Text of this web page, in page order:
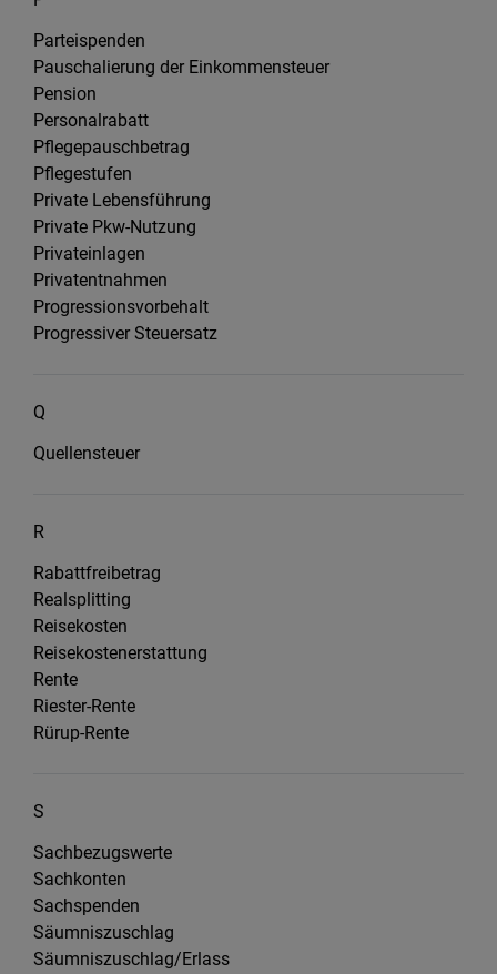
Parteispenden
Pauschalierung der Einkommensteuer
Pension
Personalrabatt
Pflegepauschbetrag
Pflegestufen
Private Lebensführung
Private Pkw-Nutzung
Privateinlagen
Privatentnahmen
Progressionsvorbehalt
Progressiver Steuersatz
Q
Quellensteuer
R
Rabattfreibetrag
Realsplitting
Reisekosten
Reisekostenerstattung
Rente
Riester-Rente
Rürup-Rente
S
Sachbezugswerte
Sachkonten
Sachspenden
Säumniszuschlag
Säumniszuschlag/Erlass